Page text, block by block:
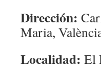
Dirección:
Maria,
Localidad: El